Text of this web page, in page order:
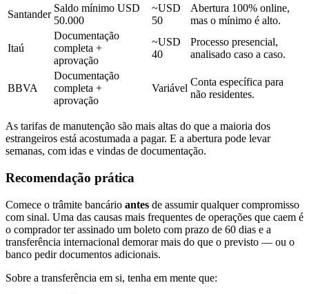
Santander
Saldo mínimo USD
50.000
~USD
50
Abertura 100% online,
mas o mínimo é alto.
Itaú
Documentação
completa +
aprovação
~USD
40
Processo presencial,
analisado caso a caso.
BBVA
Documentação
completa +
aprovação
Variável
Conta específica para
não residentes.
As tarifas de manutenção são mais altas do que a maioria dos
estrangeiros está acostumada a pagar. E a abertura pode levar
semanas, com idas e vindas de documentação.
Recomendação prática
Comece o trâmite bancário antes de assumir qualquer compromisso
com sinal. Uma das causas mais frequentes de operações que caem é
o comprador ter assinado um boleto com prazo de 60 dias e a
transferência internacional demorar mais do que o previsto — ou o
banco pedir documentos adicionais.
Sobre a transferência em si, tenha em mente que: